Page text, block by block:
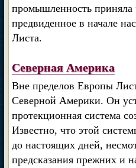
промышленность приняла
предвиденное в начале
Листа.
Северная Америка
Вне пределов Европы
Северной Америки. Он
протекционная система
Известно, что этой
до настоящих дней,
предсказания прежних и